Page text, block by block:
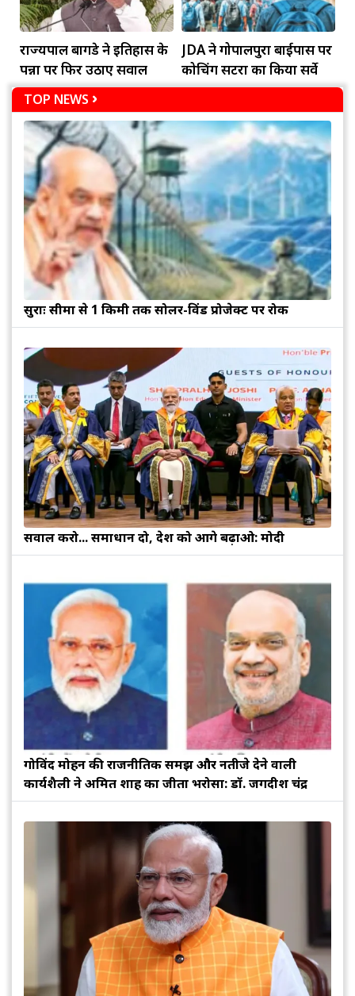
राज्यपाल बागडे ने इतिहास के
पन्नों पर फिर उठाए सवाल
JDA ने गोपालपुरा बाईपास पर
कोचिंग सेंटरों का किया सर्वे
TOP NEWS
सुरक्षाः सीमा से 1 किमी तक सोलर-विंड प्रोजेक्ट पर रोक
सवाल करो... समाधान दो, देश को आगे बढ़ाओ: मोदी
गोविंद मोहन की राजनीतिक समझ और नतीजे देने वाली
कार्यशैली ने अमित शाह का जीता भरोसा: डॉ. जगदीश चंद्र